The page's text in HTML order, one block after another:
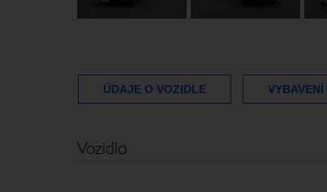
ÚDAJE O VOZIDLE VYBAVENÍ
Vozidlo